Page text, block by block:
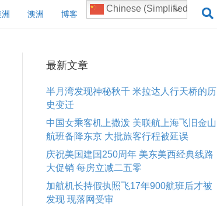
澳洲 博客
Chinese (Simplified)
最新文章
半月湾发现神秘秋千 米拉达人行天桥的历
史变迁
中国女乘客机上撒泼 美联航上海飞旧金山
航班备降东京 大批旅客行程被延误
庆祝美国建国250周年 美东美西经典线路
大促销 每房立减二五零
加航机长持假执照飞17年900航班后才被
发现 现落网受审